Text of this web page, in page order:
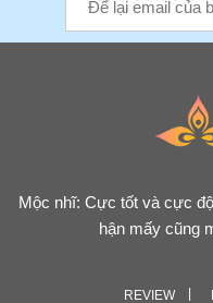
Mộc nhĩ: Cực tốt và cực
hận mấy cũng
REVIEW